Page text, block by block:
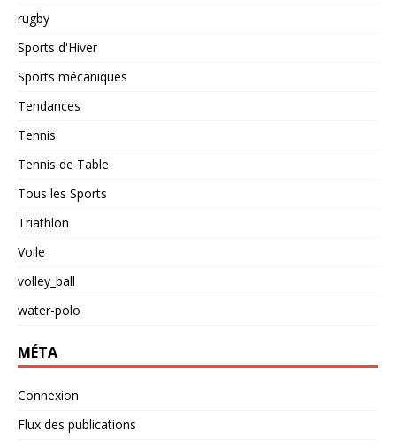
rugby
Sports d'Hiver
Sports mécaniques
Tendances
Tennis
Tennis de Table
Tous les Sports
Triathlon
Voile
volley_ball
water-polo
MÉTA
Connexion
Flux des publications